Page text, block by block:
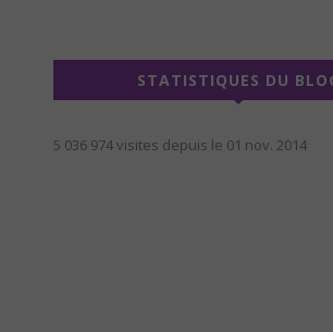
STATISTIQUES DU
5 036 974 visites depuis le 01 nov. 2014